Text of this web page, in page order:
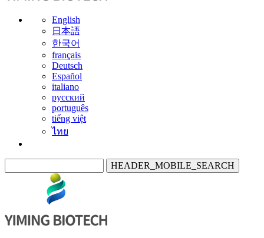
English
日本語
한국어
français
Deutsch
Español
italiano
русский
português
tiếng việt
ไทย
HEADER_MOBILE_SEARCH